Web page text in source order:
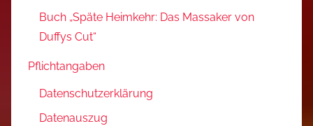
Buch „Späte Heimkehr: Das Massaker von
Duffys Cut“
Pflichtangaben
Datenschutzerklärung
Datenauszug